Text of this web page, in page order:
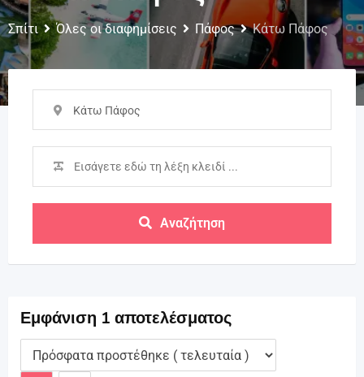
Σπίτι Όλες οι διαφημίσεις Πάφος Κάτω Πάφος
Κάτω Πάφος
Αναζήτηση
Εμφάνιση 1 αποτελέσματος